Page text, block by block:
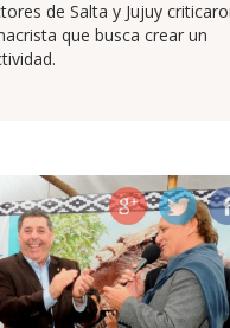
de Salta y Jujuy
que busca crear un